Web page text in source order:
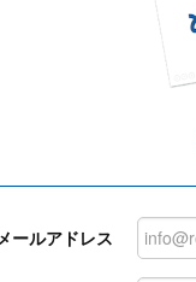
ールアドレス